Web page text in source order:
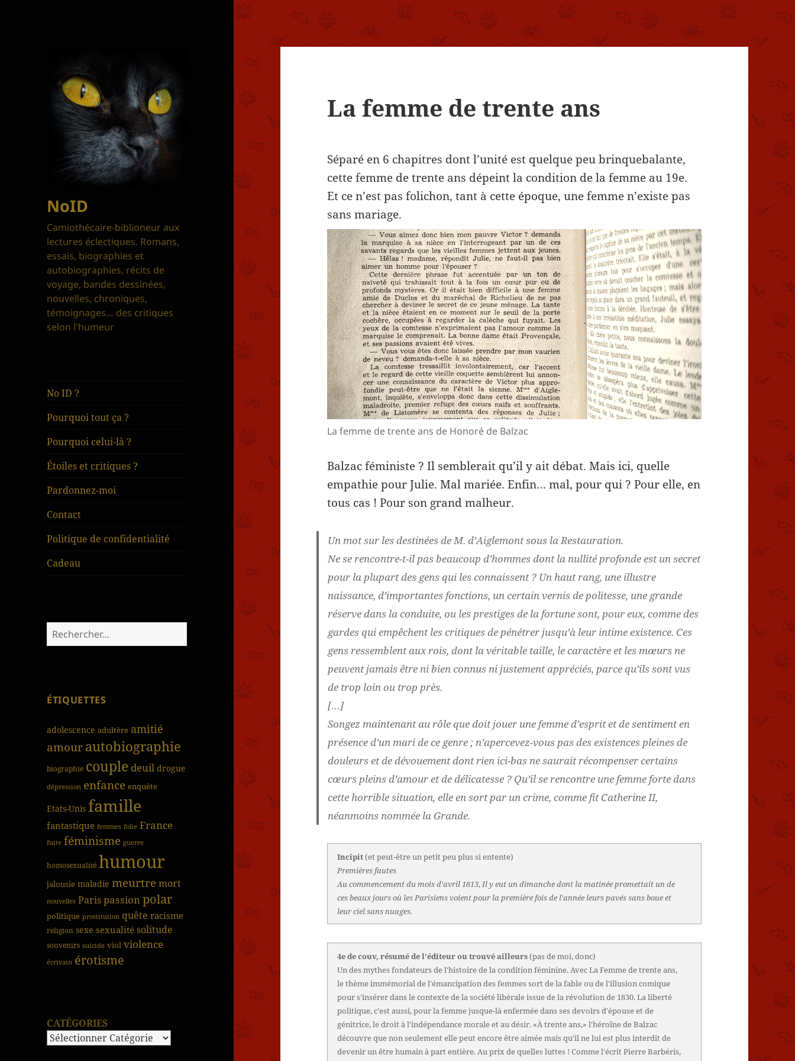
NoID
Camiothécaire-biblioneur aux
lectures éclectiques. Romans,
essais, biographies et
autobiographies, récits de
voyage, bandes dessinées,
nouvelles, chroniques,
témoignages… des critiques
selon l'humeur
No ID ?
Pourquoi tout ça ?
Pourquoi celui-là ?
Étoiles et critiques ?
Pardonnez-moi
Contact
Politique de confidentialité
Cadeau
Rechercher :
ÉTIQUETTES
adolescence adultère amitié
amourautobiographie
biographie couple deuil drogue
dépression enfance enquête
Etats-Unis famille
fantastique femmes folie France
fuite féminisme guerre
homosexualité humour
jalousie maladie meurtremort
nouvelles Parispassionpolar
politique prostitution quête racisme
religion sexe sexualité solitude
souvenirs suicide viol violence
écrivain érotisme
CATÉGORIES
La femme de trente ans
Séparé en 6 chapitres dont l’unité est quelque peu brinquebalante,
cette femme de trente ans dépeint la condition de la femme au 19e.
Et ce n’est pas folichon, tant à cette époque, une femme n’existe pas
sans mariage.
La femme de trente ans de Honoré de Balzac
Balzac féministe ? Il semblerait qu’il y ait débat. Mais ici, quelle
empathie pour Julie. Mal mariée. Enfin… mal, pour qui ? Pour elle, en
tous cas ! Pour son grand malheur.
Un mot sur les destinées de M. d’Aiglemont sous la Restauration.
Ne se rencontre-t-il pas beaucoup d’hommes dont la nullité profonde est un secret
pour la plupart des gens qui les connaissent ? Un haut rang, une illustre
naissance, d’importantes fonctions, un certain vernis de politesse, une grande
réserve dans la conduite, ou les prestiges de la fortune sont, pour eux, comme des
gardes qui empêchent les critiques de pénétrer jusqu’à leur intime existence. Ces
gens ressemblent aux rois, dont la véritable taille, le caractère et les mœurs ne
peuvent jamais être ni bien connus ni justement appréciés, parce qu’ils sont vus
de trop loin ou trop près.
[…]
Songez maintenant au rôle que doit jouer une femme d’esprit et de sentiment en
présence d’un mari de ce genre ; n’apercevez-vous pas des existences pleines de
douleurs et de dévouement dont rien ici-bas ne saurait récompenser certains
cœurs pleins d’amour et de délicatesse ? Qu’il se rencontre une femme forte dans
cette horrible situation, elle en sort par un crime, comme fit Catherine II,
néanmoins nommée la Grande.
Incipit(et peut-être un petit peu plus si entente)
Premières fautes
Au commencement du mois d'avril 1813, Il y eut un dimanche dont la matinée promettait un de
ces beaux jours où les Parisiens voient pour la première fois de l'année leurs pavés sans boue et
leur ciel sans nuages.
4e de couv, résumé de l'éditeur ou trouvé ailleurs(pas de moi, donc)
Un des mythes fondateurs de l'histoire de la condition féminine. Avec La Femme de trente ans,
le thème immémorial de l'émancipation des femmes sort de la fable ou de l'illusion comique
pour s'insérer dans le contexte de la société libérale issue de la révolution de 1830. La liberté
politique, c'est aussi, pour la femme jusque-là enfermée dans ses devoirs d'épouse et de
génitrice, le droit à l'indépendance morale et au désir. «À trente ans,» l'héroïne de Balzac
découvre que non seulement elle peut encore être aimée mais qu'il ne lui est plus interdit de
devenir un être humain à part entière. Au prix de quelles luttes ! Comme l'écrit Pierre Barbéris,